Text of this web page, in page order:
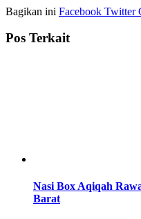
Bagikan ini Facebook Twitter
Pos Terkait
Nasi Box Aqiqah
Barat